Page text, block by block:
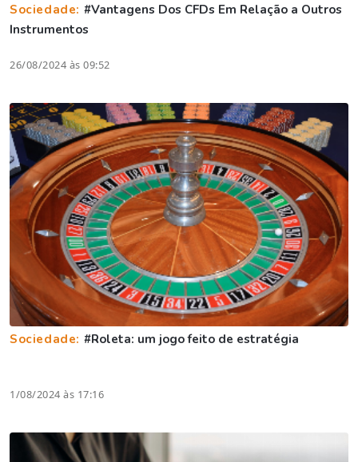
Sociedade: #Vantagens Dos CFDs Em Relação a Outros
Instrumentos
26/08/2024 às 09:52
Sociedade: #Roleta: um jogo feito de estratégia
1/08/2024 às 17:16